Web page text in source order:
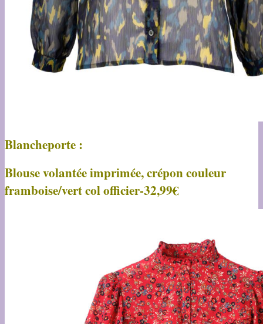
Blancheporte :
Blouse volantée imprimée, crépon couleur
framboise/vert col officier-32,99€